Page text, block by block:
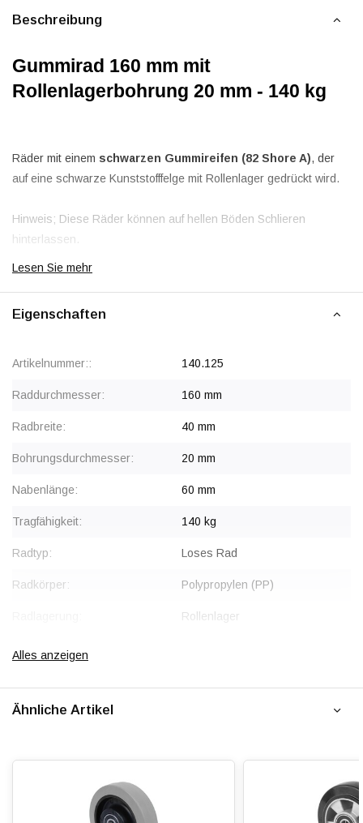
Beschreibung
Gummirad 160 mm mit
Rollenlagerbohrung 20 mm - 140 kg
Räder mit einem schwarzen Gummireifen (82 Shore A), der
auf eine schwarze Kunststofffelge mit Rollenlager gedrückt wird.
Hinweis; Diese Räder können auf hellen Böden Schlieren
hinterlassen.
Lesen Sie mehr
Eigenschaften
Artikelnummer:: 140.125
Raddurchmesser: 160 mm
Radbreite: 40 mm
Bohrungsdurchmesser: 20 mm
Nabenlänge: 60 mm
Tragfähigkeit: 140 kg
Radtyp: Loses Rad
Radkörper: Polypropylen (PP)
Rollenlager
Lauffläche:
Rollwiderstand:
Alles anzeigen
Ähnliche Artikel